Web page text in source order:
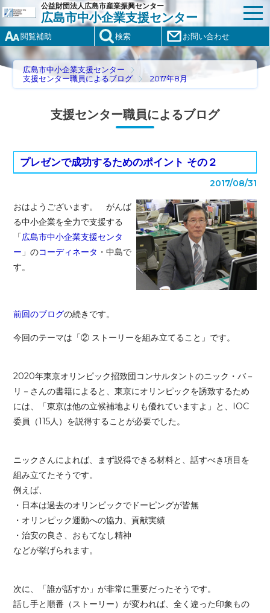
公益財団法人広島市産業振興センター
広島市中小企業支援センター
閲覧補助 検索 お問い合わせ
広島市中小企業支援センター
支援センター職員によるブログ
2017年8月
支援センター職員によるブログ
プレゼンで成功するためのポイント その２
2017/08/31
おはようございます。 がんば
る中小企業を全力で支援する
「広島市中小企業支援センタ
ー 」のコーディネータ ・中島で
す。
前回のブログの続きです。
今回のテーマは「② ストーリーを組み立てること」です。
2020年東京オリンピック招致団コンサルタントのニック・バ－
リ－さんの書籍によると、東京にオリンピックを誘致するため
には、「東京は他の立候補地よりも優れていますよ」と、IOC
委員（115人）を説得することが必要でした。
ニックさんによれば、まず説得できる材料と、話すべき項目を
組み立てたそうです。
例えば、
・日本は過去のオリンピックでドーピングが皆無
・オリンピック運動への協力、貢献実績
・治安の良さ、おもてなし精神
などが挙げられます。
次に、「誰が話すか」が非常に重要だったそうです。
話し手と順番（ストーリー）が変われば、全く違った印象もの